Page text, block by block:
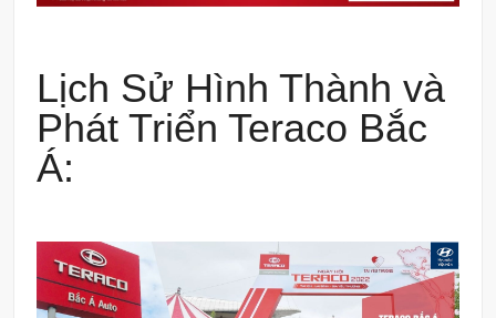
Lịch Sử Hình Thành và
Phát Triển Teraco Bắc
Á: